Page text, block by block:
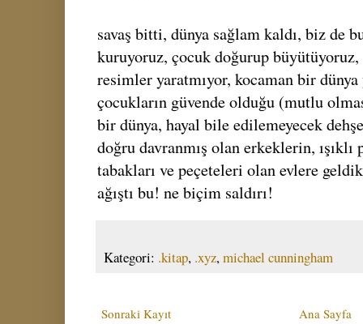
savaş bitti, dünya sağlam kaldı, biz de
kuruyoruz, çocuk doğurup
resimler yaratmıyor, kocaman bir
çocukların güvende olduğu (mutlu
bir dünya, hayal bile edilemeyecek
doğru davranmış olan erkeklerin,
tabakları ve peçeteleri olan evlere
ağıştı bu! ne biçim saldırı!
Kategori: .kitap, .xyz,michael cunningham
Sonraki Kayıt Ana Sayfa